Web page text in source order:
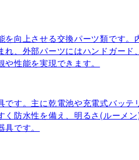
を向上させる交換パーツ類です
れ、外部パーツにはハンドガー
性能を実現できます。
す。主に乾電池や充電式バッ
防水性を備え、明るさ(ルーメ
です。